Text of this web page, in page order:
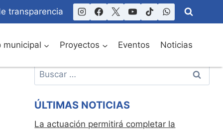
transparencia
municipal Proyectos Eventos Noticias
Buscar:
ÚLTIMAS NOTICIAS
La actuación permitirá completar la